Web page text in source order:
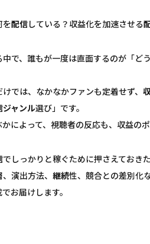
を配信している？収益化を加速させる
で、誰もが一度は直面するのが「ど
では、なかなかファンも定着せず、
ジャンル選び」です。
によって、視聴者の反応も、収益の
でしっかりと稼ぐために押さえておき
演出方法、 継続性、競合との差別化
お届けします。